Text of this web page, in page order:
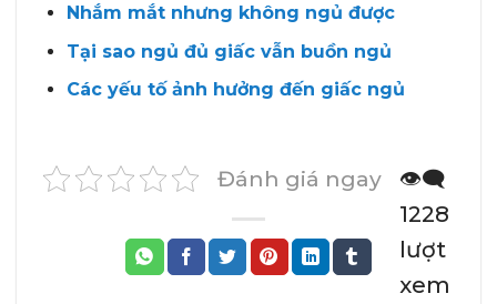
Nhắm mắt nhưng không ngủ được
Tại sao ngủ đủ giấc vẫn buồn ngủ
Các yếu tố ảnh hưởng đến giấc ngủ
Đánh giá ngay
👁️‍🗨️
1228
lượt
xem